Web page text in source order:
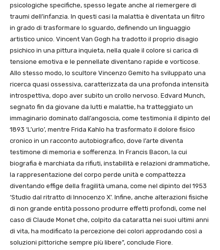
psicologiche specifiche, spesso legate anche al riemergere di
traumi dell’infanzia. In questi casi la malattia è diventata un filtro
in grado di trasformare lo sguardo, definendo un linguaggio
artistico unico. Vincent Van Gogh ha tradotto il proprio disagio
psichico in una pittura inquieta, nella quale il colore si carica di
tensione emotiva e le pennellate diventano rapide e vorticose.
Allo stesso modo, lo scultore Vincenzo Gemito ha sviluppato una
ricerca quasi ossessiva, caratterizzata da una profonda intensità
introspettiva, dopo aver subito un crollo nervoso. Edvard Munch,
segnato fin da giovane da lutti e malattie, ha tratteggiato un
immaginario dominato dall’angoscia, come testimonia il dipinto del
1893 ‘L’urlo’, mentre Frida Kahlo ha trasformato il dolore fisico
cronico in un racconto autobiografico, dove l’arte diventa
testimone di memoria e sofferenza. In Francis Bacon, la cui
biografia è marchiata da rifiuti, instabilità e relazioni drammatiche,
la rappresentazione del corpo perde unità e compattezza
diventando effige della fragilità umana, come nel dipinto del 1953
‘Studio dal ritratto di Innocenzo X’. Infine, anche alterazioni fisiche
di non grande entità possono produrre effetti profondi, come nel
caso di Claude Monet che, colpito da cataratta nei suoi ultimi anni
di vita, ha modificato la percezione dei colori approdando così a
soluzioni pittoriche sempre più libere”, conclude Fiore.